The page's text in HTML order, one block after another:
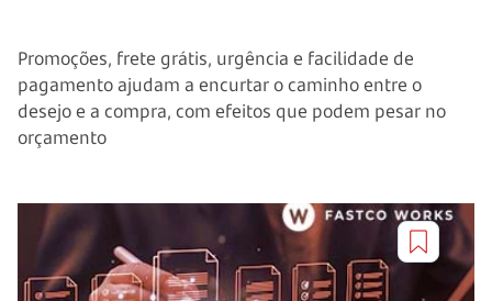
Promoções, frete grátis, urgência e facilidade de
pagamento ajudam a encurtar o caminho entre o
desejo e a compra, com efeitos que podem pesar no
orçamento